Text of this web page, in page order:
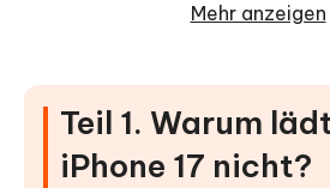
Teil 4. Vorbeugende
vermeiden
Teil 5. FAQs zum Thema
nicht
Mehr anzeigen
Teil 1. Warum
iPhone 17 nicht?